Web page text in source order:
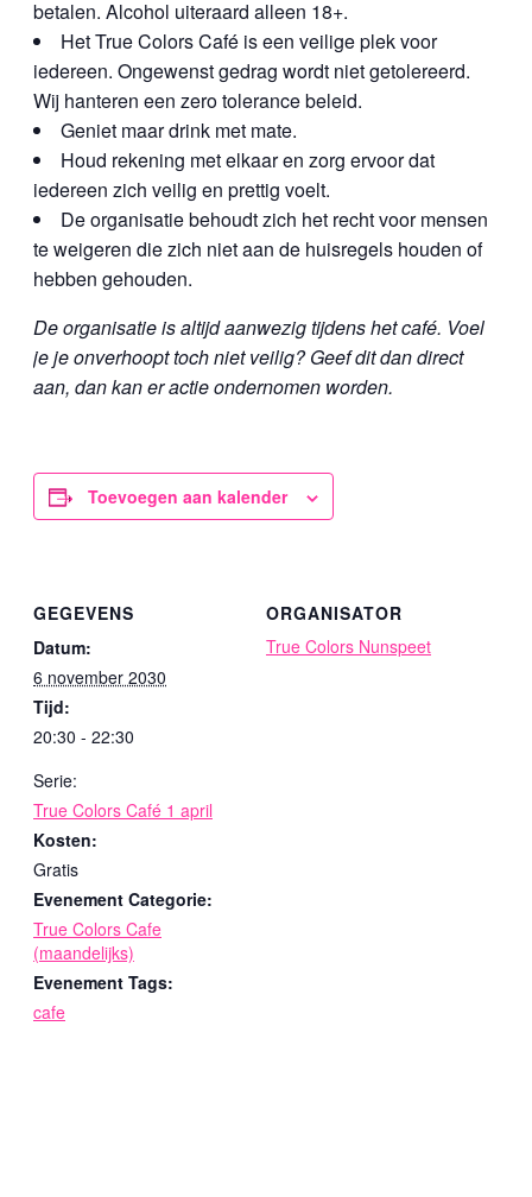
betalen. Alcohol uiteraard alleen 18+.
Het True Colors Café is een veilige plek voor
iedereen. Ongewenst gedrag wordt niet getolereerd.
Wij hanteren een zero tolerance beleid.
Geniet maar drink met mate.
Houd rekening met elkaar en zorg ervoor dat
iedereen zich veilig en prettig voelt.
De organisatie behoudt zich het recht voor mensen
te weigeren die zich niet aan de huisregels houden of
hebben gehouden.
De organisatie is altijd aanwezig tijdens het café. Voel
je je onverhoopt toch niet veilig? Geef dit dan direct
aan, dan kan er actie ondernomen worden.
Toevoegen aan kalender
GEGEVENS
Datum:
6 november 2030
Tijd:
20:30 - 22:30
Serie:
True Colors Café 1 april
Kosten:
Gratis
Evenement Categorie:
True Colors Cafe
(maandelijks)
Evenement Tags:
cafe
ORGANISATOR
True Colors Nunspeet